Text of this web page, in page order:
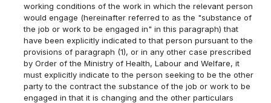
working conditions of the work in which the relevant person
would engage (hereinafter referred to as the "substance of
the job or work to be engaged in" in this paragraph) that
have been explicitly indicated to that person pursuant to the
provisions of paragraph (1), or in any other case prescribed
by Order of the Ministry of Health, Labour and Welfare, it
must explicitly indicate to the person seeking to be the other
party to the contract the substance of the job or work to be
engaged in that it is changing and the other particulars